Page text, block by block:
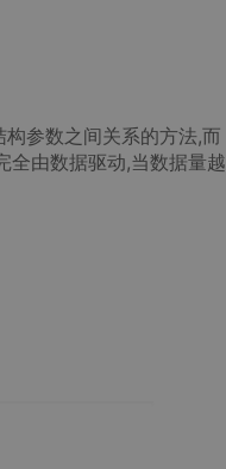
参数之间关系的方法,而
全由数据驱动,当数据量越